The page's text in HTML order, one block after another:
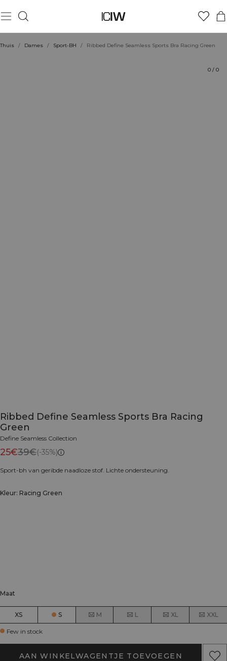
Thuis / Dames / Sport-BH / Ribbed Define Seamless Sports Bra Racing Green
0 / 0
Ribbed Define Seamless Sports Bra Racing
Green
Define Seamless Collection
25€39€(-35%)
Sport-bh van geribde naadloze stof. Lichte ondersteuning.
Kleur: Racing Green
Maat
XS S M L XL XXL
Few in stock
AAN WINKELWAGENTJE TOEVOEGEN